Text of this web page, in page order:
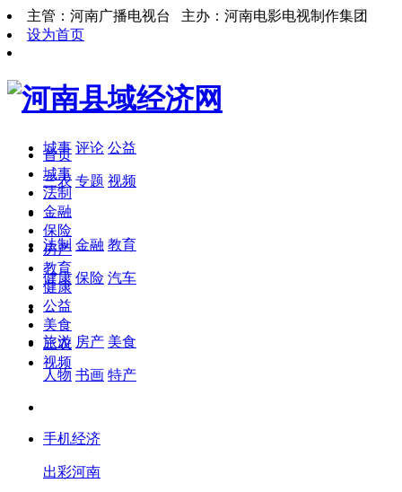
主管：河南广播电视台 主办：河南电影电视制作集团
设为首页
城事 评论 公益
三农 专题 视频
法制 金融 教育
健康 保险 汽车
旅游 房产 美食
人物 书画 特产
手机经济
出彩河南
首页
城事
法制
金融
保险
房产
教育
健康
公益
美食
三农
视频